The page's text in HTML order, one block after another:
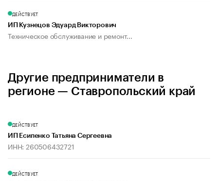
ДЕЙСТВУЕТ
ИП Кузнецов Эдуард Викторович
Техническое обслуживание и ремонт...
Другие предприниматели в
регионе — Ставропольский край
ДЕЙСТВУЕТ
ИП Есипенко Татьяна Сергеевна
ИНН: 260506432721
ДЕЙСТВУЕТ